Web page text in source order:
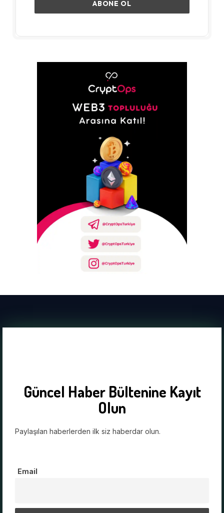
Güncel Haber Bültenine Kayıt
Olun
Paylaşılan haberlerden ilk siz haberdar olun.
Email